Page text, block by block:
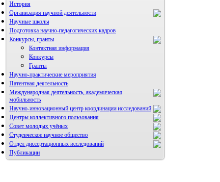
История
Организация научной деятельности
Научные школы
Подготовка научно-педагогических кадров
Конкурсы, гранты
Контактная информация
Конкурсы
Гранты
Научно-практические мероприятия
Патентная деятельность
Международная деятельность, академическая
мобильность
Научно-инновационный центр координации исследований
НИИ микрохирургии и клинической анатомии
Центры коллективного пользования
Совет молодых учёных
Студенческое научное общество
Отдел диссертационных исследований
Публикации